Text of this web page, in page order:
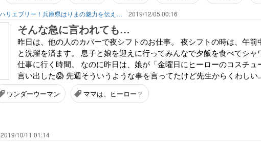
ニシハリエブリー！兵庫県はりまの魅力を伝えるブログ【西播磨】 2019/12/05 00:16
そんな急に言われても…
昨日は、他の人のカバーで夜シフトのお仕事。 夜シフトの時は、午前
と洗濯を済ます。 息子と娘を迎えに行ってみんなで夕飯を食べてシャ
仕事に行く時間。 なのに昨日は、娘が「金曜日にヒーローのコスチュ
言い出した😱 先週そういうような事を言ってたけど先生からくわしい
ワンダーウーマン ママは、ヒーロー？
2019/10/11 01:14